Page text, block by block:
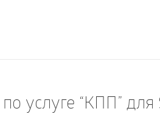
услуге “КПП” для